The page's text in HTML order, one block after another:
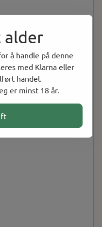
alder
å handle på denne
med Klarna eller
handel.
er minst 18 år.